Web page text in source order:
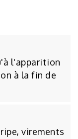
l'apparition
à la fin de
virements